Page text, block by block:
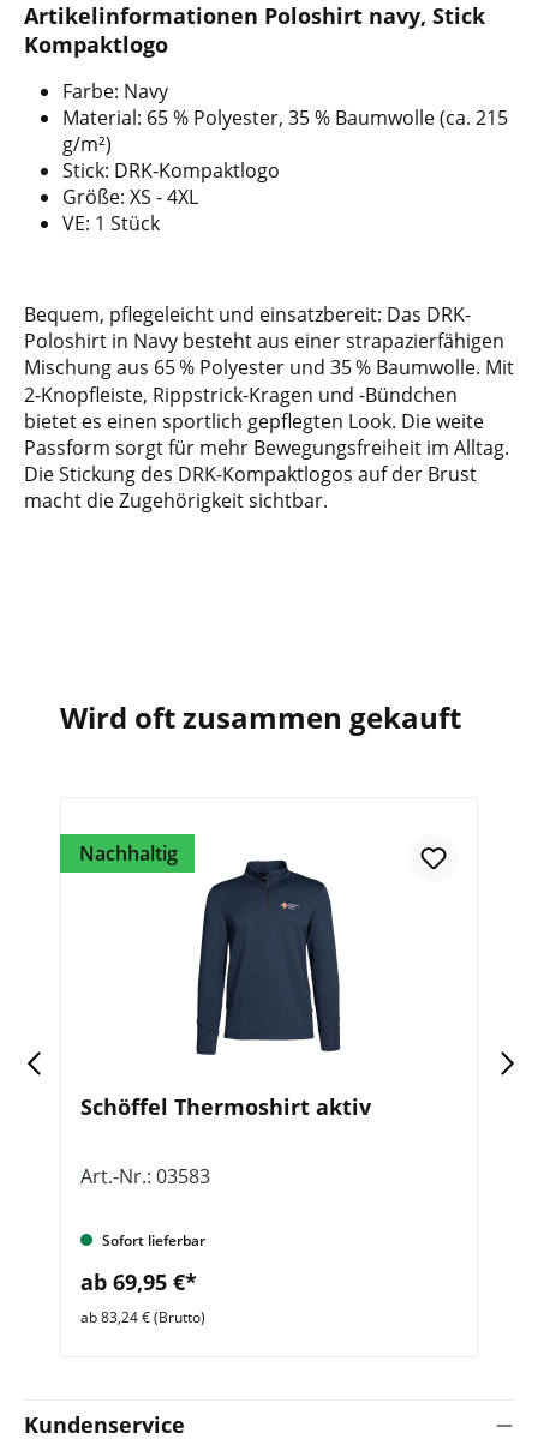
Artikelinformationen Poloshirt navy, Stick
Kompaktlogo
Farbe: Navy
Material: 65 % Polyester, 35 % Baumwolle (ca. 215
g/m²)
Stick: DRK-Kompaktlogo
Größe: XS - 4XL
VE: 1 Stück
Bequem, pflegeleicht und einsatzbereit: Das DRK-
Poloshirt in Navy besteht aus einer strapazierfähigen
Mischung aus 65% Polyester und 35% Baumwolle. Mit
2-Knopfleiste, Rippstrick-Kragen und -Bündchen
bietet es einen sportlich gepflegten Look. Die weite
Passform sorgt für mehr Bewegungsfreiheit im Alltag.
Die Stickung des DRK-Kompaktlogos auf der Brust
macht die Zugehörigkeit sichtbar.
Wird oft zusammen gekauft
Nachhaltig
Schöffel Thermoshirt aktiv
Art.-Nr.: 03583
Sofort lieferbar
ab 69,95 €*
ab 83,24 € (Brutto)
Kundenservice